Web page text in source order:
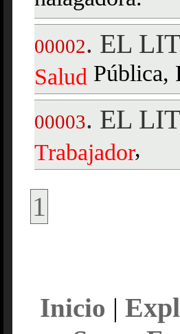
00002. EL
Salud Pública,
00003. EL
Trabajador,
1
Inicio |